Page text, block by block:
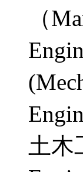
（
土木